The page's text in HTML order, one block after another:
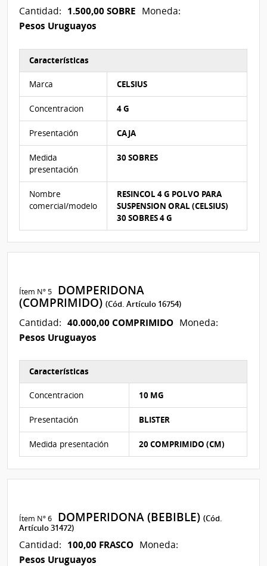
Cantidad: 1.500,00 SOBRE Moneda:
Pesos Uruguayos
Características
Marca CELSIUS
Concentracion 4 G
Presentación CAJA
Medida
presentación
30 SOBRES
Nombre
comercial/modelo
RESINCOL 4 G POLVO PARA
SUSPENSION ORAL (CELSIUS)
30 SOBRES 4 G
Ítem Nº 5
DOMPERIDONA
(COMPRIMIDO)(Cód. Artículo 16754)
Cantidad: 40.000,00 COMPRIMIDO Moneda:
Pesos Uruguayos
Características
Concentracion 10 MG
Presentación BLISTER
Medida presentación 20 COMPRIMIDO (CM)
Ítem Nº 6 DOMPERIDONA (BEBIBLE)(Cód.
Artículo 31472)
Cantidad: 100,00 FRASCO Moneda:
Pesos Uruguayos